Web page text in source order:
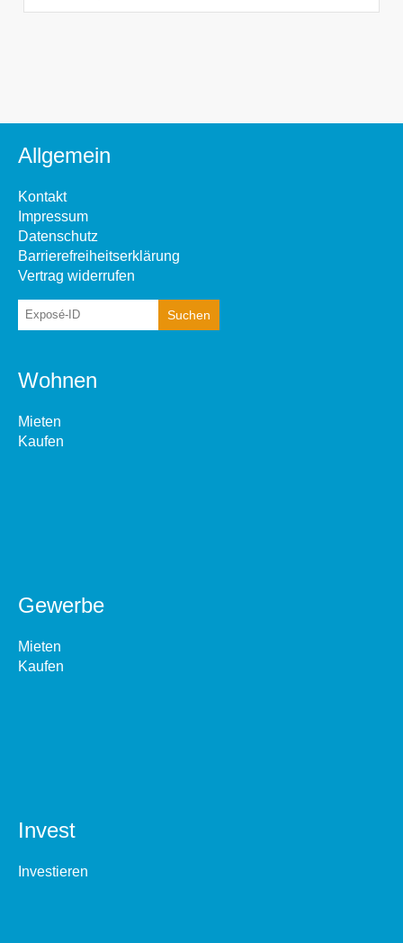
Allgemein
Kontakt
Impressum
Datenschutz
Barrierefreiheitserklärung
Vertrag widerrufen
Wohnen
Mieten
Kaufen
Gewerbe
Mieten
Kaufen
Invest
Investieren